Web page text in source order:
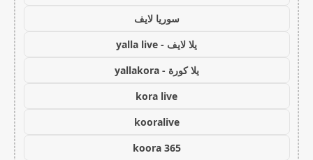
سوريا لايف
يلا لايف - yalla live
يلا كورة - yallakora
kora live
kooralive
koora 365